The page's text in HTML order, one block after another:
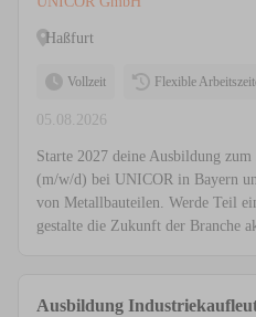
Haßfurt
Vollzeit Flexible
05.08.2026
Starte 2027 deine Ausbildung zum
(m/w/d) bei UNICOR in Bayern
von Metallbauteilen. Werde Teil
gestalte die Zukunft der Branche
Ausbildung